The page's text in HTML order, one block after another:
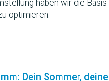
haben wir die
optimieren.
Dein Sommer, deine